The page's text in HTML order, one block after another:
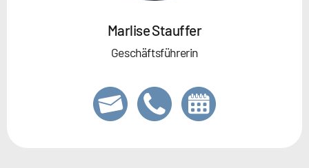
Marlise Stauffer
Geschäftsführerin